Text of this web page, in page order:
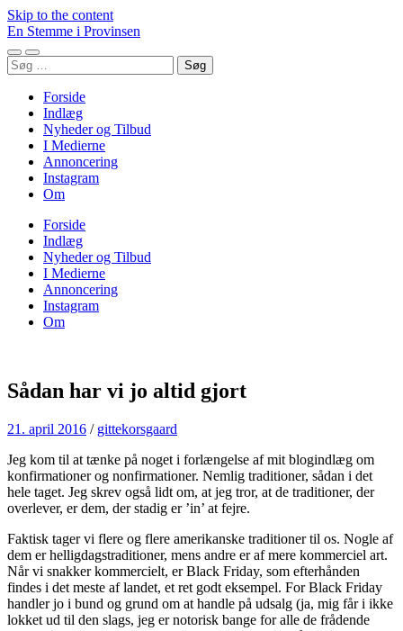
Skip to the content
En Stemme i Provinsen
Toggle
mobile
Toggle
search
Søg
efter:
Forside
Indlæg
Nyheder og Tilbud
I Medierne
Annoncering
Instagram
Om
Forside
Indlæg
Nyheder og Tilbud
I Medierne
Annoncering
Instagram
Om
Sådan har vi jo altid gjort
21. april 2016 / gittekorsgaard
Jeg kom til at tænke på noget i forlængelse af mit blogindlæg om
konfirmationer og nonfirmationer. Nemlig traditioner, sådan i det
hele taget. Jeg skrev også lidt om, at jeg tror, at de traditioner, der
overlever, er dem, der stadig er ’in’ at fejre.
Faktisk tager vi flere og flere amerikanske traditioner til os. Nogle af
dem er helligdagstraditioner, mens andre er af mere kommerciel art.
Når vi snakker kommercielt, er Black Friday, som efterhånden
findes i det meste af landet, et ret godt eksempel. For Black Friday
handler jo i bund og grund om at handle på udsalg (ja, mig får i ikke
lokket ud til den slags, jeg er notorisk bange for alle de frådende